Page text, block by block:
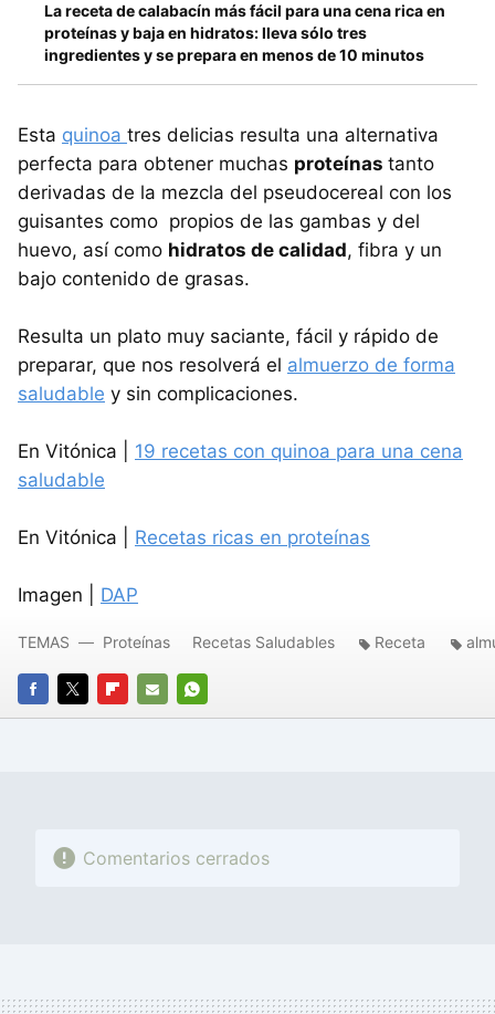
La receta de calabacín más fácil para una cena rica en
proteínas y baja en hidratos: lleva sólo tres
ingredientes y se prepara en menos de 10 minutos
Esta quinoa tres delicias resulta una alternativa
perfecta para obtener muchas proteínas tanto
derivadas de la mezcla del pseudocereal con los
guisantes como propios de las gambas y del
huevo, así como hidratos de calidad, fibra y un
bajo contenido de grasas.
Resulta un plato muy saciante, fácil y rápido de
preparar, que nos resolverá el almuerzo de forma
saludable y sin complicaciones.
En Vitónica | 19 recetas con quinoa para una cena
saludable
En Vitónica | Recetas ricas en proteínas
Imagen | DAP
FACEBOOK
TWITTERFLIPBOARD
E-
WHATSAPP
TEMAS Proteínas Recetas Saludables Receta
Comentarios cerrados